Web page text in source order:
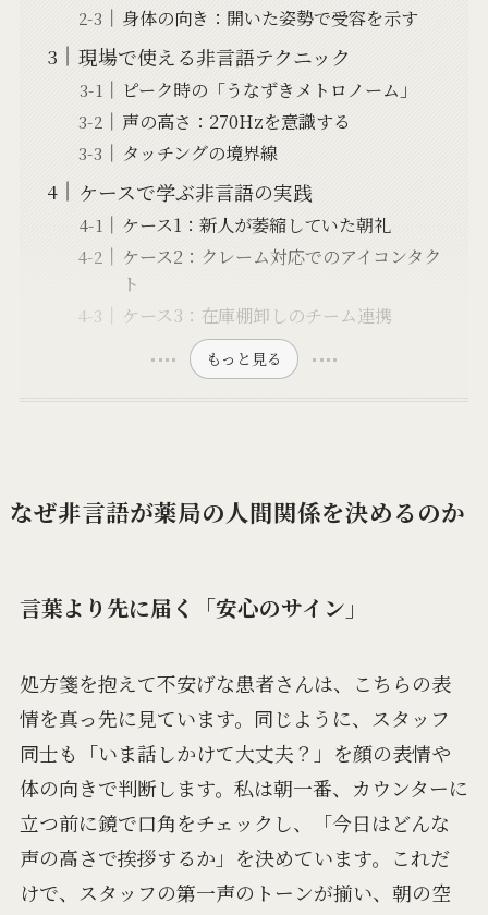
身体の向き：開いた姿勢で受容を示す
現場で使える非言語テクニック
ピーク時の「うなずきメトロノーム」
声の高さ：270Hzを意識する
タッチングの境界線
ケースで学ぶ非言語の実践
ケース1：新人が萎縮していた朝礼
ケース2：クレーム対応でのアイコンタク
ト
ケース3：在庫棚卸しのチーム連携
もっと見る
なぜ非言語が薬局の人間関係を決めるのか
言葉より先に届く「安心のサイン」
処方箋を抱えて不安げな患者さんは、こちらの表
情を真っ先に見ています。同じように、スタッフ
同士も「いま話しかけて大丈夫？」を顔の表情や
体の向きで判断します。私は朝一番、カウンターに
立つ前に鏡で口角をチェックし、「今日はどんな
声の高さで挨拶するか」を決めています。これだ
けで、スタッフの第一声のトーンが揃い、朝の空